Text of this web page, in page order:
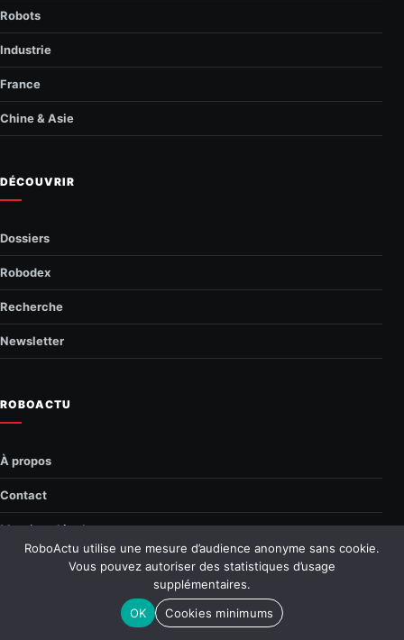
Robots
Industrie
France
Chine & Asie
DÉCOUVRIR
Dossiers
Robodex
Recherche
Newsletter
ROBOACTU
À propos
Contact
Mentions légales
Confidentialité
Tous droits réservés
RoboActu utilise une mesure d’audience anonyme sans cookie.
Vous pouvez autoriser des statistiques d’usage
supplémentaires.
OK
Cookies minimums